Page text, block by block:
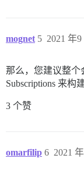
mognet 2021 年
5
那么，您建议整个
Subscriptions 来构
3 个赞
omarfilip 2021
6